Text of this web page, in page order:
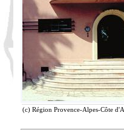
(c) Région Provence-Alpes-Côte